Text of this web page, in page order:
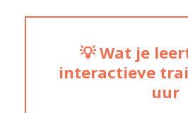
💡Wat je
interactieve
uur